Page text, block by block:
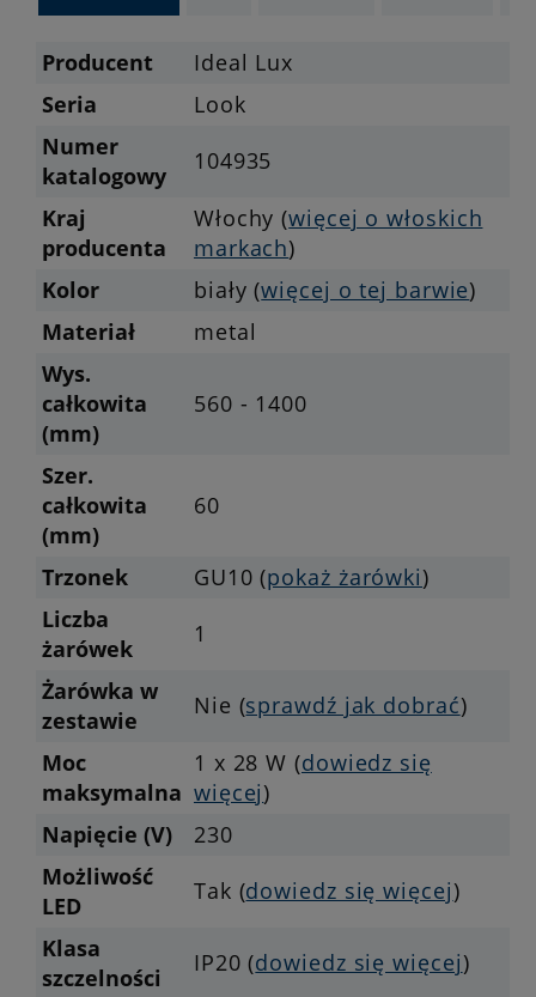
Producent
Ideal Lux
Seria
Look
Numer
katalogowy
104935
Kraj
producenta
Włochy (więcej o włoskich
markach)
Kolor
biały (więcej o tej barwie)
Materiał
metal
Wys.
całkowita
(mm)
560 - 1400
Szer.
całkowita
(mm)
60
Trzonek GU10 (pokaż żarówki)
Liczba
żarówek
1
Żarówka w
zestawie
Nie (sprawdź jak dobrać)
Moc
maksymalna
1 x 28 W (dowiedz się
więcej)
Napięcie (V)
230
Możliwość
LED
Tak (dowiedz się więcej)
Klasa
szczelności
IP20 (dowiedz się więcej)